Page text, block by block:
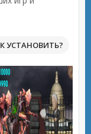
УСТАНОВИТЬ?